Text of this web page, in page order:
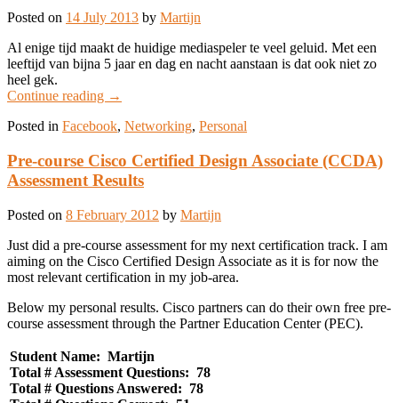
Posted on 14 July 2013 by Martijn
Al enige tijd maakt de huidige mediaspeler te veel geluid. Met een
leeftijd van bijna 5 jaar en dag en nacht aanstaan is dat ook niet zo
heel gek.
Continue reading →
Posted in Facebook, Networking, Personal
Pre-course Cisco Certified Design Associate (CCDA)
Assessment Results
Posted on 8 February 2012 by Martijn
Just did a pre-course assessment for my next certification track. I am
aiming on the Cisco Certified Design Associate as it is for now the
most relevant certification in my job-area.
Below my personal results. Cisco partners can do their own free pre-
course assessment through the Partner Education Center (PEC).
Student Name: Martijn
Total # Assessment Questions: 78
Total # Questions Answered: 78